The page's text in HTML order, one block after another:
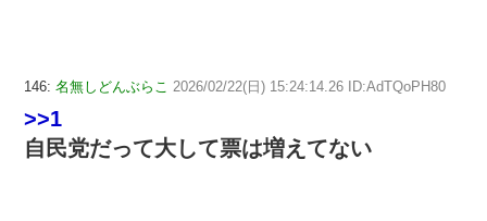
146: 名無しどんぶらこ 2026/02/22(日) 15:24:14.26 ID:AdTQoPH80
>>1
自民党だって大して票は増えてない